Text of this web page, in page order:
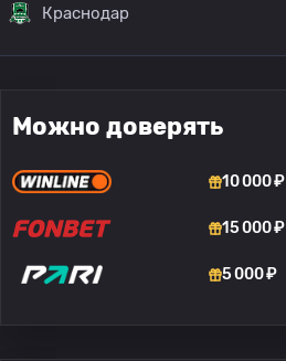
Краснодар
Можно доверять
10 000 ₽
15 000 ₽
5 000 ₽